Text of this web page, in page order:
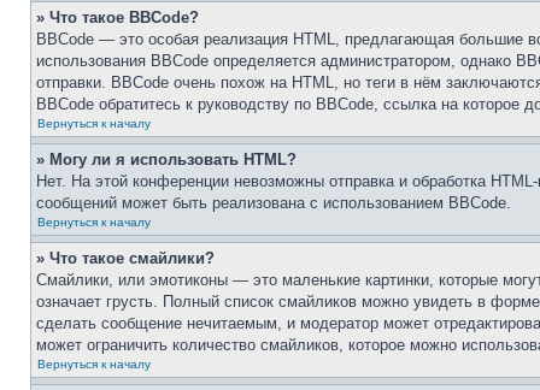
» Что такое BBCode?
BBCode — это особая реализация HTML, предлагающая большие
использования BBCode определяется администратором, однако
отправки. BBCode очень похож на HTML, но теги в нём
BBCode обратитесь к руководству по BBCode, ссылка на которое
Вернуться к началу
» Могу ли я использовать HTML?
Нет. На этой конференции невозможны отправка и обработка
сообщений может быть реализована с использованием BBCode.
Вернуться к началу
» Что такое смайлики?
Смайлики, или эмотиконы — это маленькие картинки, которые
означает грусть. Полный список смайликов можно увидеть в
сделать сообщение нечитаемым, и модератор может
может ограничить количество смайликов, которое можно
Вернуться к началу